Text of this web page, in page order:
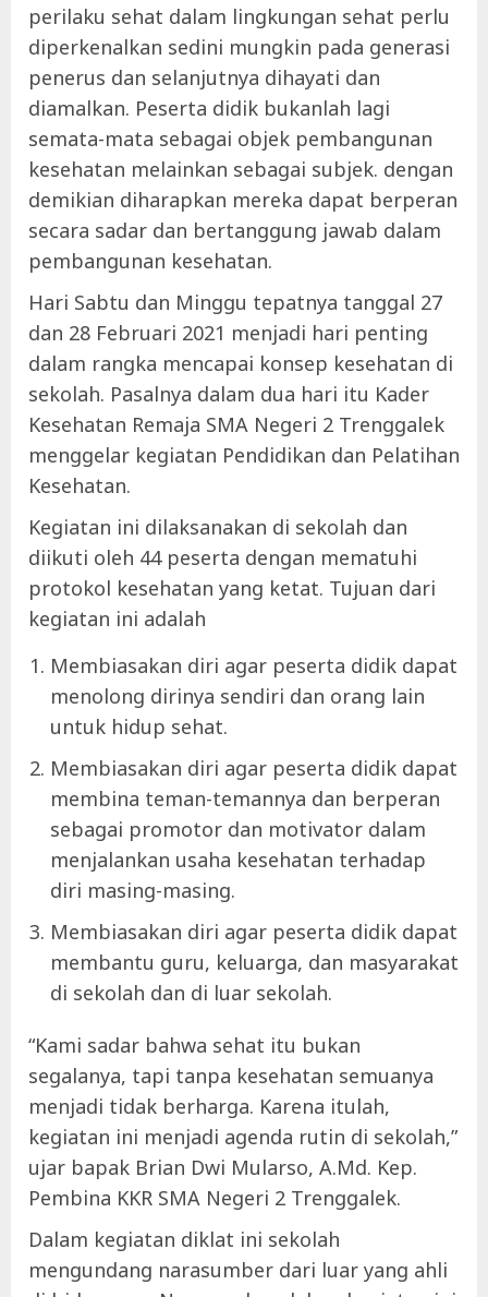
perilaku sehat dalam lingkungan sehat perlu
diperkenalkan sedini mungkin pada generasi
penerus dan selanjutnya dihayati dan
diamalkan. Peserta didik bukanlah lagi
semata-mata sebagai objek pembangunan
kesehatan melainkan sebagai subjek. dengan
demikian diharapkan mereka dapat berperan
secara sadar dan bertanggung jawab dalam
pembangunan kesehatan.
Hari Sabtu dan Minggu tepatnya tanggal 27
dan 28 Februari 2021 menjadi hari penting
dalam rangka mencapai konsep kesehatan di
sekolah. Pasalnya dalam dua hari itu Kader
Kesehatan Remaja SMA Negeri 2 Trenggalek
menggelar kegiatan Pendidikan dan Pelatihan
Kesehatan.
Kegiatan ini dilaksanakan di sekolah dan
diikuti oleh 44 peserta dengan mematuhi
protokol kesehatan yang ketat. Tujuan dari
kegiatan ini adalah
Membiasakan diri agar peserta didik dapat
menolong dirinya sendiri dan orang lain
untuk hidup sehat.
Membiasakan diri agar peserta didik dapat
membina teman-temannya dan berperan
sebagai promotor dan motivator dalam
menjalankan usaha kesehatan terhadap
diri masing-masing.
Membiasakan diri agar peserta didik dapat
membantu guru, keluarga, dan masyarakat
di sekolah dan di luar sekolah.
“Kami sadar bahwa sehat itu bukan
segalanya, tapi tanpa kesehatan semuanya
menjadi tidak berharga. Karena itulah,
kegiatan ini menjadi agenda rutin di sekolah,”
ujar bapak Brian Dwi Mularso, A.Md. Kep.
Pembina KKR SMA Negeri 2 Trenggalek.
Dalam kegiatan diklat ini sekolah
mengundang narasumber dari luar yang ahli